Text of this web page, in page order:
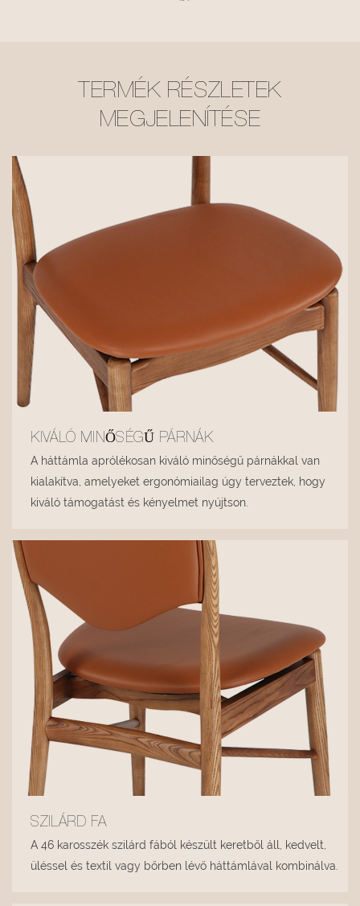
TERMÉK RÉSZLETEK
MEGJELENÍTÉSE
KIVÁLÓ MINŐSÉGŰ PÁRNÁK
A háttámla aprólékosan kiváló minőségű párnákkal van
kialakítva, amelyeket ergonómiailag úgy terveztek, hogy
kiváló támogatást és kényelmet nyújtson.
SZILÁRD FA
A 46 karosszék szilárd fából készült keretből áll, kedvelt,
üléssel és textil vagy bőrben lévő háttámlával kombinálva.